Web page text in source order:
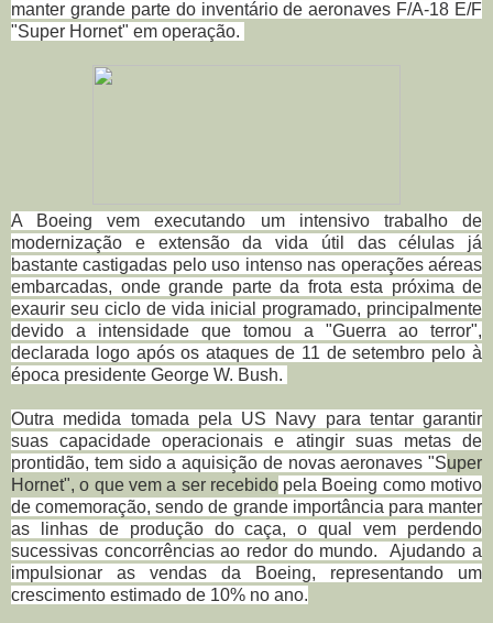
manter grande parte do inventário de aeronaves F/A-18 E/F
"Super Hornet" em operação.
A Boeing vem executando um intensivo trabalho de
modernização e extensão da vida útil das células já
bastante castigadas pelo uso intenso nas operações aéreas
embarcadas, onde grande parte da frota esta próxima de
exaurir seu ciclo de vida inicial programado, principalmente
devido a intensidade que tomou a "Guerra ao terror",
declarada logo após os ataques de 11 de setembro pelo à
época presidente George W. Bush.
Outra medida tomada pela US Navy para tentar garantir
suas capacidade operacionais e atingir suas metas de
prontidão, tem sido a aquisição de novas aeronaves "Super
Hornet", o que vem a ser recebidopela Boeing como motivo
de comemoração, sendo de grande importância para manter
as linhas de produção do caça, o qual vem perdendo
sucessivas concorrências ao redor do mundo.
Ajudando a
impulsionar as vendas da Boeing, representando um
crescimento estimado de 10% no ano.